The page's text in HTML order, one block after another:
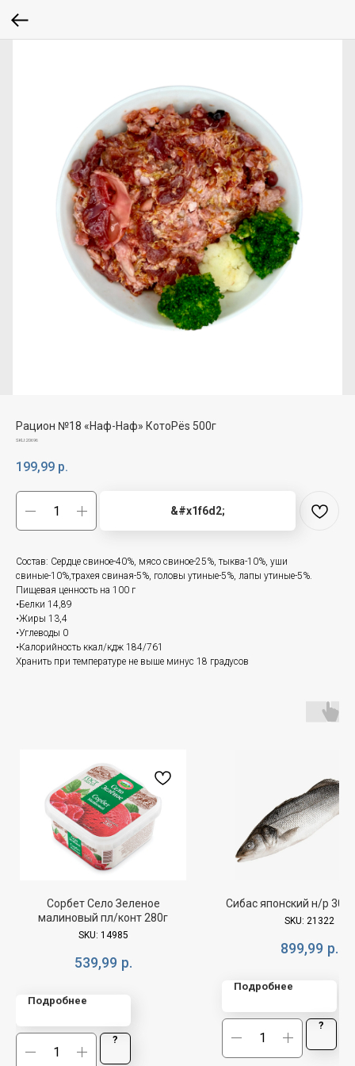
Рацион №18 «Наф-Наф» КотоРёs 500г
SKU:20696
199,99 р.
&#x1f6d2;
Состав: Сердце свиное-40%, мясо свиное-25%, тыква-10%, уши
свиные-10%,трахея свиная-5%, головы утиные-5%, лапы утиные-5%.
Пищевая ценность на 100 г
•Белки 14,89
•Жиры 13,4
•Углеводы 0
•Калорийность ккал/кдж 184/761
Хранить при температуре не выше минус 18 градусов
Сорбет Село Зеленое
малиновый пл/конт 280г
SKU: 14985
539,99 р.
Подробнее
?
Сибас японский н/р
SKU: 21322
899,99 р.
Подробнее
?